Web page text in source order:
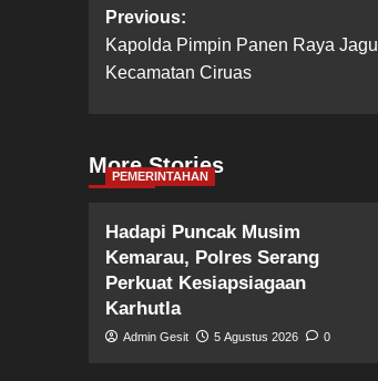
Post
navigation
Previous:
Kapolda Pimpin Panen Raya
Kecamatan Ciruas
More Stories
PEMERINTAHAN
Hadapi Puncak Musim
Kemarau, Polres Serang
Perkuat Kesiapsiagaan
Karhutla
Admin Gesit 5 Agustus 2026 0